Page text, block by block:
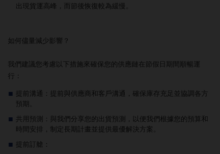
出現貨運高峰，而節後恢復較為緩慢。
如何儘量減少影響？
我們建議您考慮以下措施來確保您的供應鏈在節假日期間順暢運
行：
提前溝通：提前與供應商和客戶溝通，確保庫存充足並協調各方
預期。
共用預測：與我們分享您的出貨預測，以便我們根據您的預算和
時間安排，制定長期計畫並提供最優解決方案。
提前訂艙：